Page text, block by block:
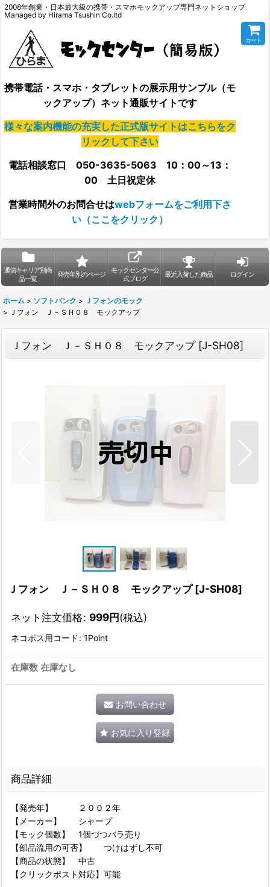
2008年創業・日本最大級の携帯・スマホモックアップ専門ネットショップ
Managed by Hirama Tsushin Co.ltd
携帯電話・スマホ・タブレットの展示用サンプル（モ
ックアップ）ネット通販サイトです
様々な案内機能の充実した正式版サイトはこちらをク
リックして下さい
電話相談窓口 050-3635-5063 10：00～13：
00 土日祝定休
営業時間外のお問合せはwebフォームをご利用下さ
い（ここをクリック）
カート
通信キャリア別商
品一覧
発売年別のページ
モックセンター公
式ブログ
最近入荷した商品 ログイン
ホーム > ソフトバンク > Ｊフォンのモック
>
Ｊフォン Ｊ－ＳＨ０８ モックアップ
Ｊフォン Ｊ－ＳＨ０８ モックアップ [J-SH08]
Ｊフォン Ｊ－ＳＨ０８ モックアップ [J-SH08]
ネット注文価格: 999円(税込)
ネコポス用コード : 1Point
在庫数 在庫なし
お問い合わせ
お気に入り登録
商品詳細
【発売年】 ２００２年
【メーカー】 シャープ
【モック個数】 1個づつバラ売り
【部品流用の可否】 つけはずし不可
【商品の状態】 中古
【クリックポスト対応】可能